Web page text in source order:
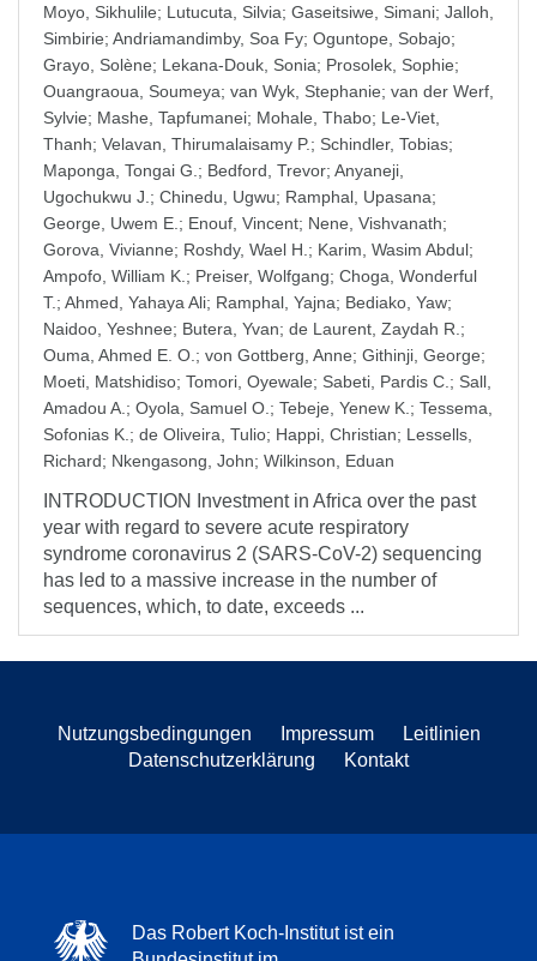
Moyo, Sikhulile; Lutucuta, Silvia; Gaseitsiwe, Simani; Jalloh,
Simbirie; Andriamandimby, Soa Fy; Oguntope, Sobajo;
Grayo, Solène; Lekana-Douk, Sonia; Prosolek, Sophie;
Ouangraoua, Soumeya; van Wyk, Stephanie; van der Werf,
Sylvie; Mashe, Tapfumanei; Mohale, Thabo; Le-Viet,
Thanh; Velavan, Thirumalaisamy P.; Schindler, Tobias;
Maponga, Tongai G. ; Bedford, Trevor; Anyaneji,
Ugochukwu J. ; Chinedu, Ugwu; Ramphal, Upasana;
George, Uwem E. ; Enouf, Vincent; Nene, Vishvanath;
Gorova, Vivianne; Roshdy, Wael H. ; Karim, Wasim Abdul;
Ampofo, William K. ; Preiser, Wolfgang; Choga, Wonderful
T.; Ahmed, Yahaya Ali; Ramphal, Yajna; Bediako, Yaw;
Naidoo, Yeshnee; Butera, Yvan; de Laurent, Zaydah R. ;
Ouma, Ahmed E. O. ; von Gottberg, Anne; Githinji, George;
Moeti, Matshidiso; Tomori, Oyewale; Sabeti, Pardis C. ; Sall,
Amadou A. ; Oyola, Samuel O. ; Tebeje, Yenew K. ; Tessema,
Sofonias K. ; de Oliveira, Tulio; Happi, Christian; Lessells,
Richard; Nkengasong, John; Wilkinson, Eduan
INTRODUCTION Investment in Africa over the past
year with regard to severe acute respiratory
syndrome coronavirus 2 (SARS-CoV-2) sequencing
has led to a massive increase in the number of
sequences, which, to date, exceeds ...
Nutzungsbedingungen Impressum
Leitlinien
Datenschutzerklärung
Kontakt
Das Robert Koch-Institut ist ein